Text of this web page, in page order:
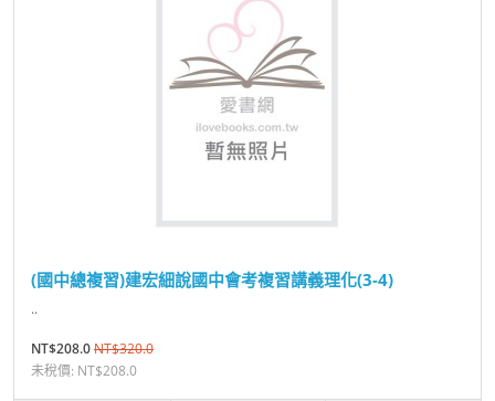
(國中總複習)建宏細說國中會考複習講義理化(3-4)
..
NT$208.0NT$320.0
未稅價: NT$208.0